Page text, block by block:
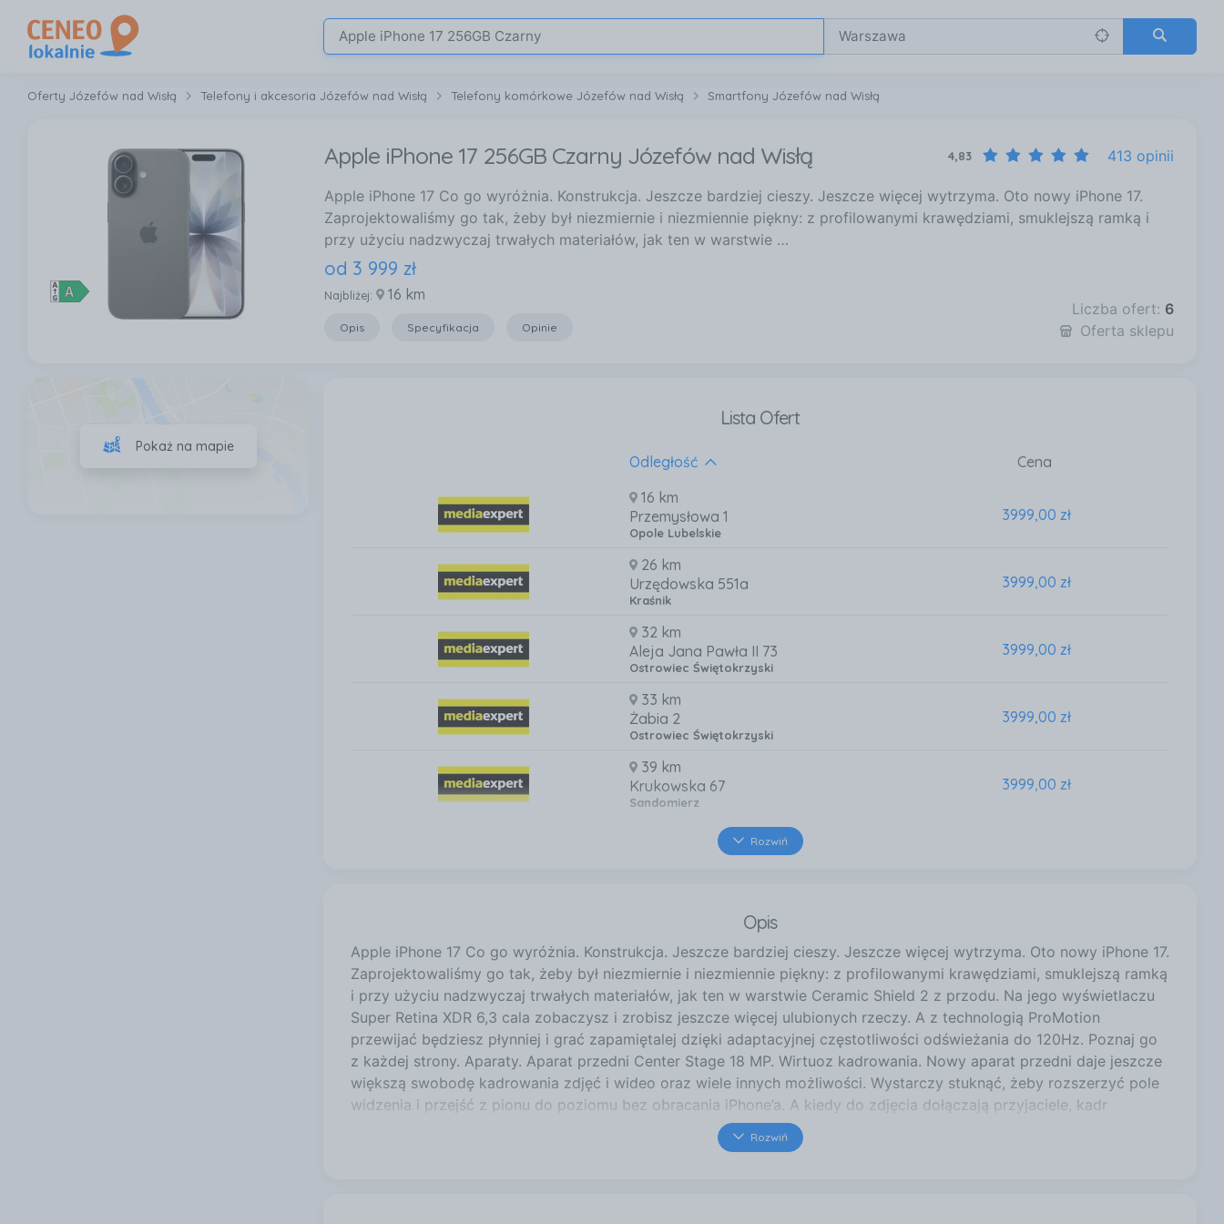
Oferty Józefów nad Wisłą Telefony i akcesoria Józefów nad Wisłą Telefony komórkowe Józefów nad Wisłą Smartfony Józefów nad Wisłą
Apple iPhone 17 256GB Czarny Józefów nad Wisłą 4,83 413 opinii
Apple iPhone 17 Co go wyróżnia. Konstrukcja. Jeszcze bardziej cieszy. Jeszcze więcej wytrzyma. Oto nowy iPhone 17.
Zaprojektowaliśmy go tak, żeby był niezmiernie i niezmiennie piękny: z profilowanymi krawędziami, smuklejszą ramką i
przy użyciu nadzwyczaj trwałych materiałów, jak ten w warstwie …
od 3 999 zł
Najbliżej: 16 km
Opis Specyfikacja Opinie
Liczba ofert: 6
Oferta sklepu
Lista Ofert
Odległość
Cena
16 km
Przemysłowa 1
Opole Lubelskie
3999,00 zł
26 km
Urzędowska 551a
Kraśnik
3999,00 zł
32 km
Aleja Jana Pawła II 73
Ostrowiec Świętokrzyski
3999,00 zł
33 km
Żabia 2
Ostrowiec Świętokrzyski
3999,00 zł
39 km
Krukowska 67
Sandomierz
3999,00 zł
Gen. Fieldorfa Nila 14
Rozwiń
Opis
Apple iPhone 17 Co go wyróżnia. Konstrukcja. Jeszcze bardziej cieszy. Jeszcze więcej wytrzyma. Oto nowy iPhone 17.
Zaprojektowaliśmy go tak, żeby był niezmiernie i niezmiennie piękny: z profilowanymi krawędziami, smuklejszą ramką
i przy użyciu nadzwyczaj trwałych materiałów, jak ten w warstwie Ceramic Shield 2 z przodu. Na jego wyświetlaczu
Super Retina XDR 6,3 cala zobaczysz i zrobisz jeszcze więcej ulubionych rzeczy. A z technologią ProMotion
przewijać będziesz płynniej i grać zapamiętalej dzięki adaptacyjnej częstotliwości odświeżania do 120Hz. Poznaj go
z każdej strony. Aparaty. Aparat przedni Center Stage 18 MP. Wirtuoz kadrowania. Nowy aparat przedni daje jeszcze
większą swobodę kadrowania zdjęć i wideo oraz wiele innych możliwości. Wystarczy stuknąć, żeby rozszerzyć pole
widzenia i przejść z pionu do poziomu bez obracania iPhone’a. A kiedy do zdjęcia dołączają przyjaciele, kadr
rozszerza się, pozwalając zmieścić na selfie coraz więcej i więcej osób. Centrum uwagi w zdjęciach Zupełnie nowa
kwadratowa matryca umożliwia zbliżenia i rotowanie dla wygodniejszego kadrowania selfie i wideo. A kiedy robisz
Rozwiń
Pokaż na mapie